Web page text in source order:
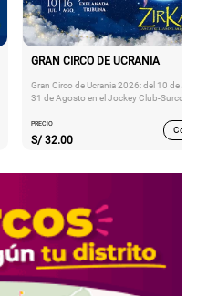
GRAN CIRCO DE UCRANIA
Gran Circo de Ucrania 2026: del 10 de
31 de Agosto en el Jockey Club-Surco
PRECIO
S/ 32.00